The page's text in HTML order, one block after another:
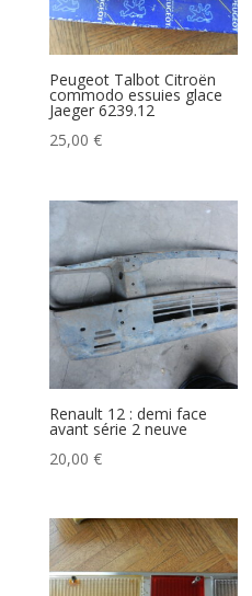
Peugeot Talbot Citroën
commodo essuies glace
Jaeger 6239.12
25,00 €
Renault 12 : demi face
avant série 2 neuve
20,00 €